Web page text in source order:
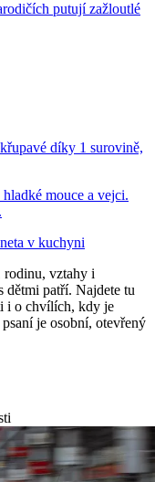
putují zažloutlé
díky 1 surovině,
mouce a vejci.
v kuchyni
rodinu, vztahy i
dětmi patří. Najdete tu
i o chvílích, kdy je
je osobní, otevřený